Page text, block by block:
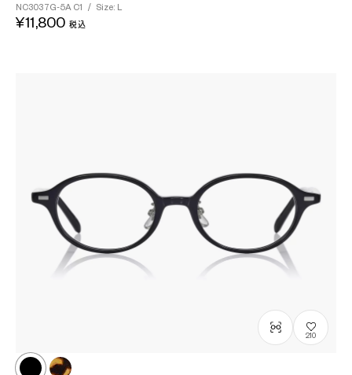
NC3037G-5A C1 / Size: L
¥11,800 税込
210